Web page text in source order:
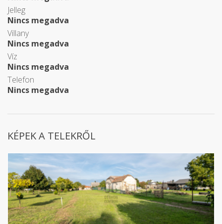
Jelleg
Nincs megadva
Villany
Nincs megadva
Víz
Nincs megadva
Telefon
Nincs megadva
KÉPEK A TELEKRŐL